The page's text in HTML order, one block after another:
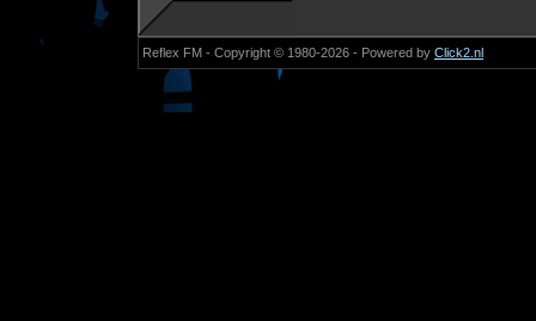
Reflex FM - Copyright © 1980-2026 - Powered by Click2.nl